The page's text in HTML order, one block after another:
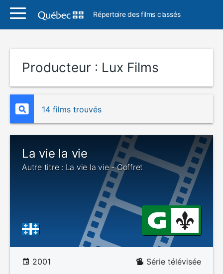
Répertoire des films classés
Producteur : Lux Films
14 films trouvés
La vie la vie
Autre titre : La vie la vie - Coffret
2001 Série télévisée